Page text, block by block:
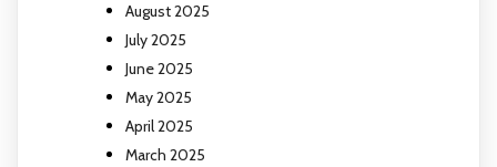
August 2025
July 2025
June 2025
May 2025
April 2025
March 2025